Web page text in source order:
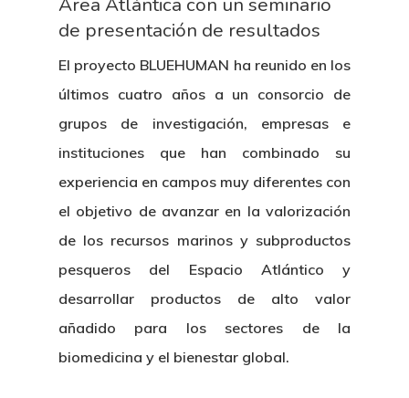
de presentación de resultados
El proyecto BLUEHUMAN ha reunido en los
últimos cuatro años a un consorcio de
grupos de investigación, empresas e
instituciones que han combinado su
experiencia en campos muy diferentes con
el objetivo de avanzar en la valorización
de los recursos marinos y subproductos
pesqueros del Espacio Atlántico y
desarrollar productos de alto valor
añadido para los sectores de la
biomedicina y el bienestar global.